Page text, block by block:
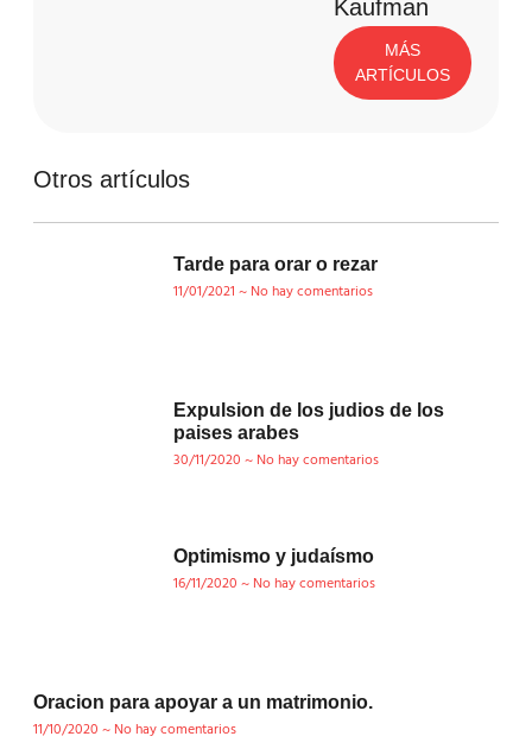
Kaufman
MÁS
ARTÍCULOS
Otros artículos
Tarde para orar o rezar
11/01/2021 No hay comentarios
Expulsion de los judios de los
paises arabes
30/11/2020 No hay comentarios
Optimismo y judaísmo
16/11/2020 No hay comentarios
Oracion para apoyar a un matrimonio.
11/10/2020 No hay comentarios